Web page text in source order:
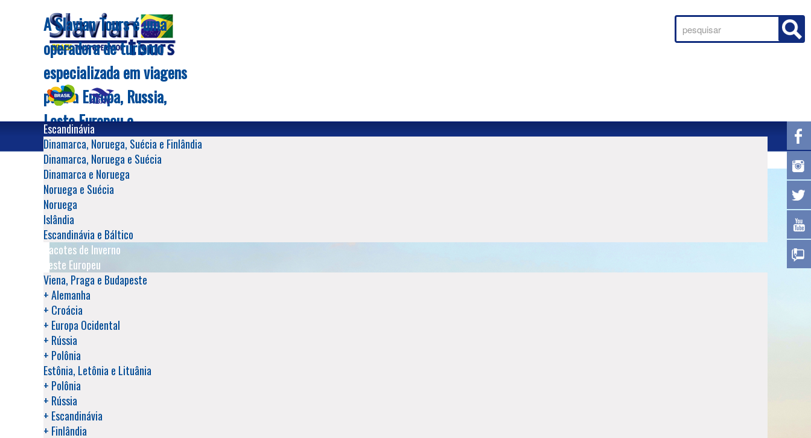
A Slavian Tours é uma
operadora de turismo
especializada em viagens
para a Europa, Russia,
Leste Europeu e
Escandinavia; oferece
roteiros sob medida para
viagens individuais, em
grupo ou a negocios.
Somos especialistas em
Europa, principalmente
Escandinávia, Leste
Europeu e Rússia.
Escandinávia
Dinamarca, Noruega, Suécia e Finlândia
Dinamarca, Noruega e Suécia
Dinamarca e Noruega
Noruega e Suécia
Noruega
Islândia
Escandinávia e Báltico
Pacotes de Inverno
Leste Europeu
Viena, Praga e Budapeste
+ Alemanha
+ Croácia
+ Europa Ocidental
+ Rússia
+ Polônia
Estônia, Letônia e Lituânia
+ Polônia
+ Rússia
+ Escandinávia
+ Finlândia
Início Itália Ópera Italiana e Costa Amalfitana 2026